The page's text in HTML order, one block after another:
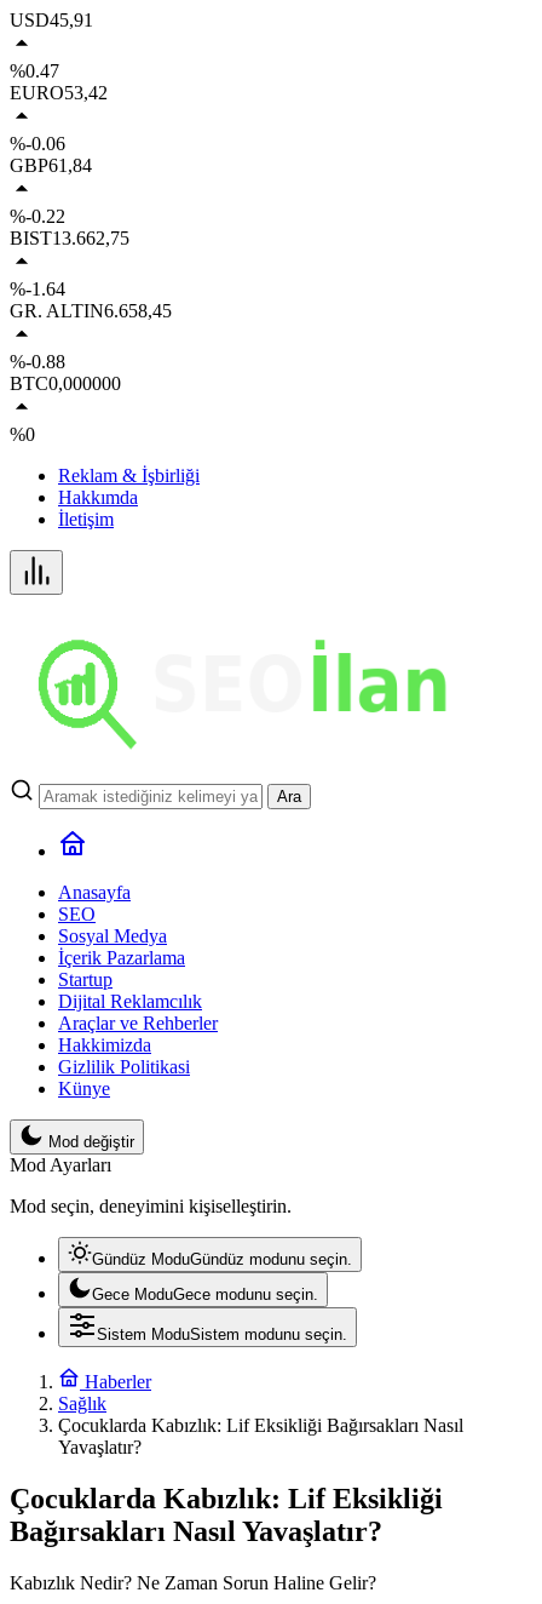
USD45,91
%0.47
EURO53,42
%-0.06
GBP61,84
%-0.22
BIST13.662,75
%-1.64
GR. ALTIN6.658,45
%-0.88
BTC0,000000
%0
Reklam & İşbirliği
Hakkımda
İletişim
Ara
Anasayfa
SEO
Sosyal Medya
İçerik Pazarlama
Startup
Dijital Reklamcılık
Araçlar ve Rehberler
Hakkimizda
Gizlilik Politikasi
Künye
Mod değiştir
Mod Ayarları
Mod seçin, deneyimini kişiselleştirin.
Gündüz ModuGündüz modunu seçin.
Gece ModuGece modunu seçin.
Sistem ModuSistem modunu seçin.
Haberler
Sağlık
Çocuklarda Kabızlık: Lif Eksikliği Bağırsakları Nasıl
Yavaşlatır?
Çocuklarda Kabızlık: Lif Eksikliği
Bağırsakları Nasıl Yavaşlatır?
Kabızlık Nedir? Ne Zaman Sorun Haline Gelir?